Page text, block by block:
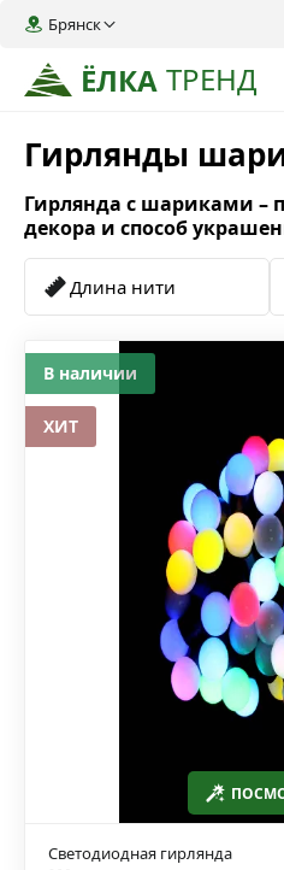
ЁЛКА ТРЕНД
Брянск
Гирлянды
Гирлянда с шариками –
декора и способ
Длина нити
Светодиодная гирлянда
В наличии
ХИТ